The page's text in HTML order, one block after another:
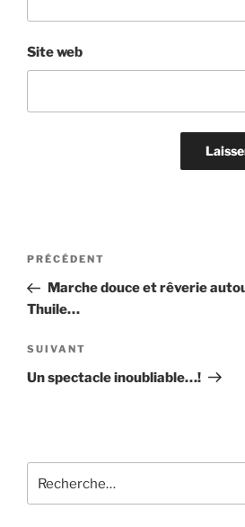
Site web
Navigation
l’article
Article
précédent
PRÉCÉDENT
Marche douce et rêverie
Thuile…
Article
suivant
SUIVANT
Un spectacle inoubliable…!
pour